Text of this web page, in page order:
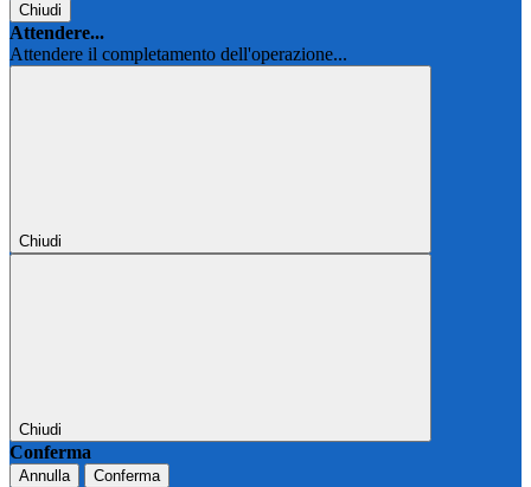
Chiudi
Attendere...
Attendere il completamento dell'operazione...
Chiudi
Chiudi
Conferma
Annulla Conferma